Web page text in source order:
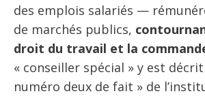
des emplois salariés —
de marchés publics,
droit du travail et la
« conseiller spécial » y est
numéro deux de fait » de